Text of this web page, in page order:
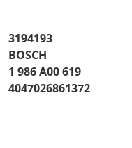
3194193
BOSCH
1 986 A00 619
4047026861372